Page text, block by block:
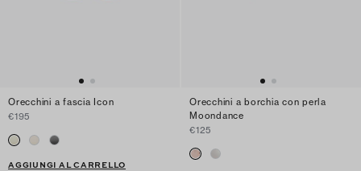
Orecchini a fascia Icon
€195
AGGIUNGI AL CARRELLO
Orecchini a borchia con perla
Moondance
€125